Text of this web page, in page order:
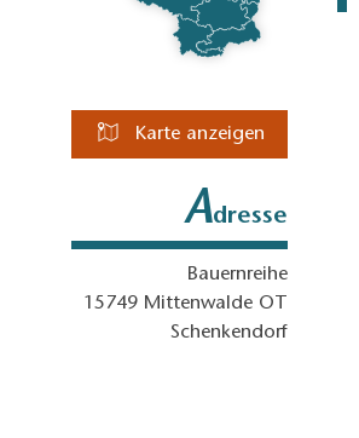
Karte anzeigen
Adresse
Bauernreihe
15749 Mittenwalde OT
Schenkendorf